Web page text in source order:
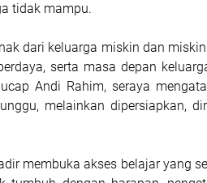
tidak mampu.
dari keluarga miskin dan
serta masa depan
Andi Rahim, seraya
melainkan dipersiapkan,
membuka akses belajar yang